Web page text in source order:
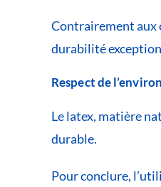
Contrairement aux
durabilité
Respect de
Le latex, matière
durable.
Pour conclure,